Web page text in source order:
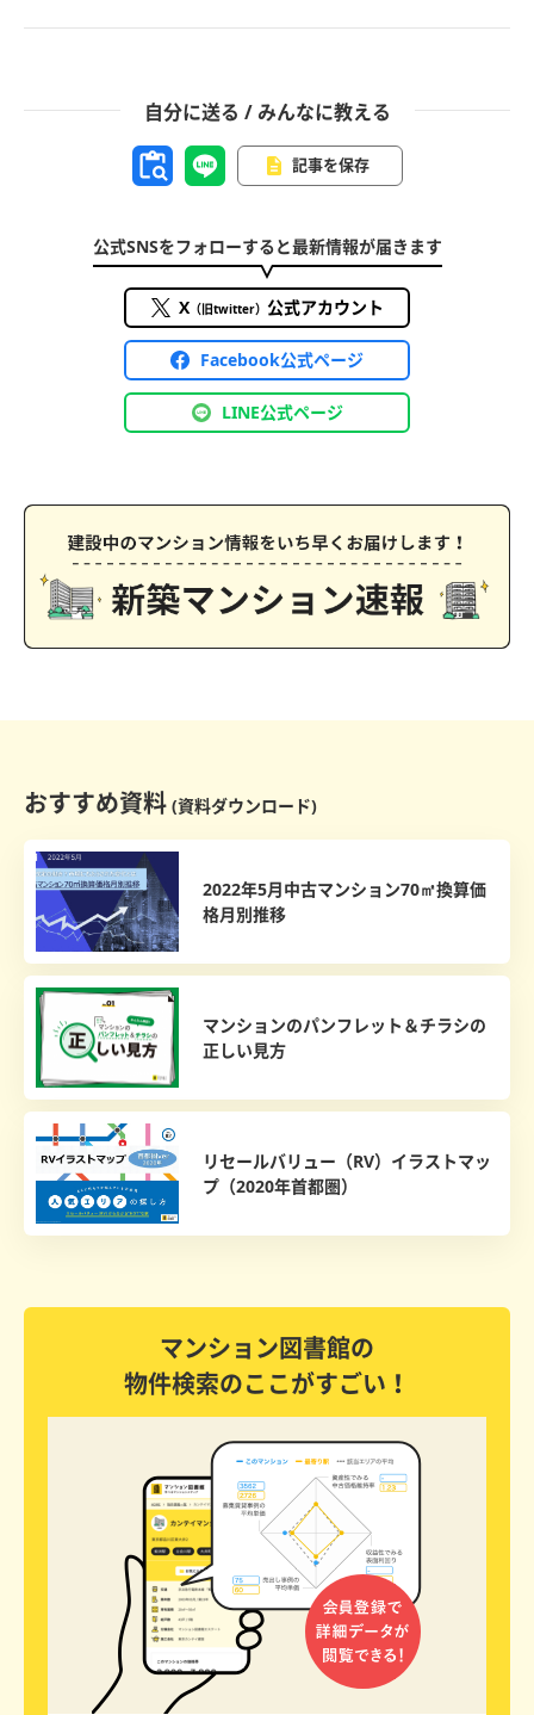
自分に送る / みんなに教える
記事を保存
公式SNSをフォローすると最新情報が届きます
X（旧twitter） 公式アカウント
Facebook公式ページ
LINE公式ページ
おすすめ資料 (資料ダウンロード)
2022年5月中古マンション70㎡換算価
格月別推移
マンションのパンフレット＆チラシの
正しい見方
リセールバリュー（RV）イラストマッ
プ（2020年首都圏）
マンション図書館の
物件検索のここがすごい！